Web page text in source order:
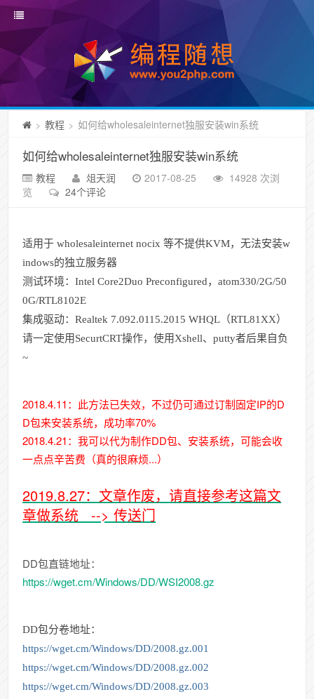
> 教程 > 如何给wholesaleinternet独服安装win系统
如何给wholesaleinternet独服安装win系统
教程 俎天润 2017-08-25
14928 次浏
览
24个评论
适用于 wholesaleinternet nocix 等不提供KVM，无法安装w
indows的独立服务器
测试环境：Intel Core2Duo Preconfigured，atom330/2G/50
0G/RTL8102E
集成驱动：Realtek 7.092.0115.2015 WHQL（RTL81XX）
请一定使用SecurtCRT操作，使用Xshell、putty者后果自负
~
2018.4.11：此方法已失效，不过仍可通过订制固定IP的D
D包来安装系统，成功率70%
2018.4.21：我可以代为制作DD包、安装系统，可能会收
一点点辛苦费（真的很麻烦...）
2019.8.27：文章作废，请直接参考这篇文
章做系统 --> 传送门
DD包直链地址：
https://wget.cm/Windows/DD/WSI2008.gz
DD包分卷地址：
https://wget.cm/Windows/DD/2008.gz.001
https://wget.cm/Windows/DD/2008.gz.002
https://wget.cm/Windows/DD/2008.gz.003